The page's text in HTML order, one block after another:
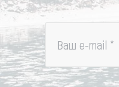
Ваш e-mail *